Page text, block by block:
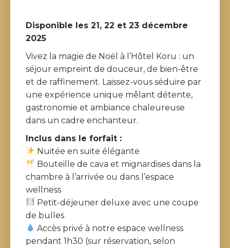
Disponible les 21, 22 et 23 décembre
2025
Vivez la magie de Noël à l’Hôtel Koru : un
séjour empreint de douceur, de bien-être
et de raffinement. Laissez-vous séduire par
une expérience unique mêlant détente,
gastronomie et ambiance chaleureuse
dans un cadre enchanteur.
Inclus dans le forfait :
Nuitée en suite élégante
Bouteille de cava et mignardises dans la
chambre à l’arrivée ou dans l’espace
wellness
Petit-déjeuner deluxe avec une coupe
de bulles
Accès privé à notre espace wellness
pendant 1h30 (sur réservation, selon